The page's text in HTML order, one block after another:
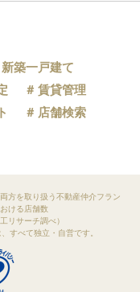
新築一戸建て
賃貸管理
店舗検索
方を取り扱う不動産仲介フラン
ける店舗数
リサーチ調べ）
すべて独立・自営です。